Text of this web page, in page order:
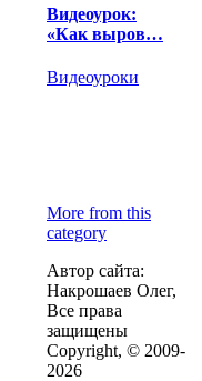
Видеоурок:
«Как выров…
Видеоуроки
More from this
category
Автор сайта:
Накрошаев Олег,
Все права
защищены
Copyright, © 2009-
2026